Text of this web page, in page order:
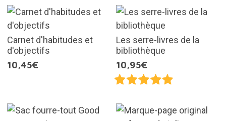
Carnet d'habitudes et
d'objectifs
10,45€
Les serre-livres de la
bibliothèque
10,95€